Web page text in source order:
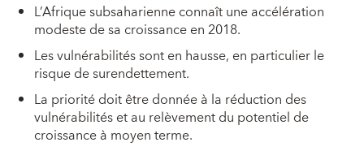
L’Afrique subsaharienne connaît une accélération
modeste de sa croissance en 2018.
Les vulnérabilités sont en hausse, en particulier le
risque de surendettement.
La priorité doit être donnée à la réduction des
vulnérabilités et au relèvement du potentiel de
croissance à moyen terme.